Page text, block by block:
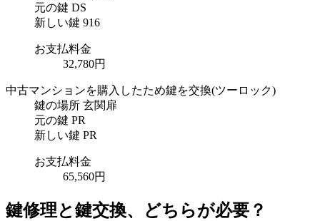
元の鍵 DS
新しい鍵 916
お支払料金
32,780円
中古マンションを購入したため鍵を交換(ツーロック)
鍵の場所 玄関扉
元の鍵 PR
新しい鍵 PR
お支払料金
65,560円
鍵修理と鍵交換、どちらが必要？